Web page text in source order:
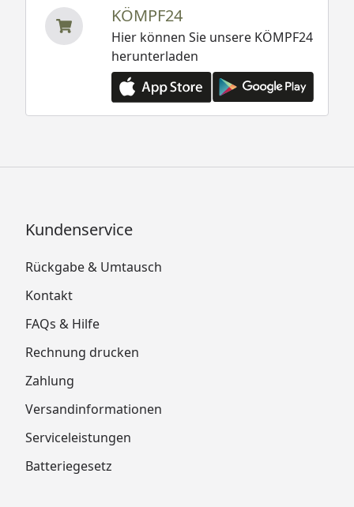
KÖMPF24
Hier können Sie unsere KÖMPF24
herunterladen
Kundenservice
Rückgabe & Umtausch
Kontakt
FAQs & Hilfe
Rechnung drucken
Zahlung
Versandinformationen
Serviceleistungen
Batteriegesetz